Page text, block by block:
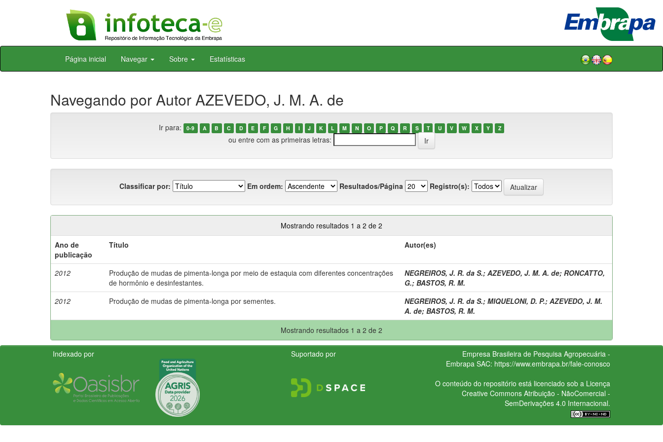
Skip
Página inicial Navegar Sobre Estatísticas
Navegando por Autor AZEVEDO, J. M. A. de
Ir para: 0-9 A B C D E F G H I J K L M N O P Q R S T U V W X Y Z
ou entre com as primeiras letras:
Classificar por: Em ordem: Resultados/Página Registro(s):
Mostrando resultados 1 a 2 de 2
Ano de
publicação
Título Autor(es)
2012
Produção de mudas de pimenta-longa por meio de estaquia com diferentes concentrações
de hormônio e desinfestantes.
NEGREIROS, J. R. da S.; AZEVEDO, J. M. A. de; RONCATTO,
G.; BASTOS, R. M.
2012
Produção de mudas de pimenta-longa por sementes. NEGREIROS, J. R. da S.; MIQUELONI, D. P.; AZEVEDO, J. M.
A. de; BASTOS, R. M.
Mostrando resultados 1 a 2 de 2
Indexado por Suportado por
Empresa Brasileira de Pesquisa Agropecuária -
Embrapa SAC: https://www.embrapa.br/fale-conosco
O conteúdo do repositório está licenciado sob a Licença
Creative CommonsAtribuição - NãoComercial -
SemDerivações 4.0 Internacional.